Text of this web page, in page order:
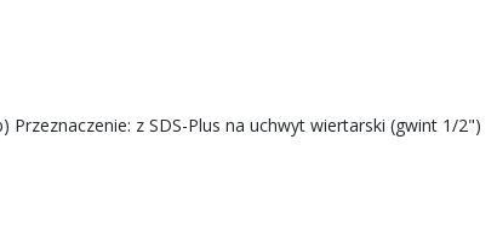
z SDS-Plus na uchwyt wiertarski (gwint 1/2")